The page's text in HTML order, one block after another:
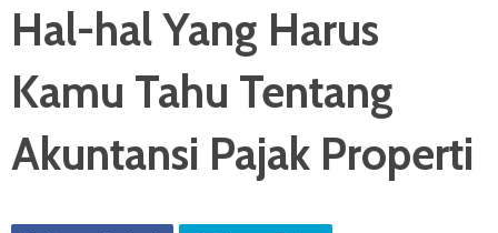
Hal-hal Yang Harus
Kamu Tahu Tentang
Akuntansi Pajak Properti